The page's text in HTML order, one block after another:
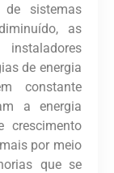
sistemas
as
de energia
constante
a energia
crescimento
por meio
que se